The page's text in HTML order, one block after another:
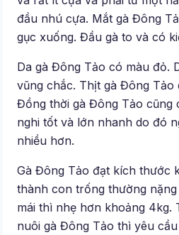
đầu nhú cựa. Mắt gà Đông
gục xuống. Đầu gà to và có
Da gà Đông Tảo có màu đỏ.
vũng chắc. Thịt gà Đông Tảo
Đồng thời gà Đông Tảo cũng
nghi tốt và lớn nhanh do đó
nhiều hơn.
Gà Đông Tảo đạt kích thước
thành con trống thường
mái thì nhẹ hơn khoảng 4kg.
nuôi gà Đông Tảo thì yêu